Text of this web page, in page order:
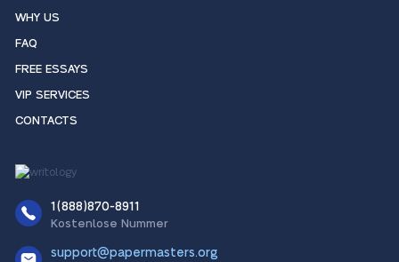
WHY US
FAQ
FREE ESSAYS
VIP SERVICES
CONTACTS
1(888)870-8911
Kostenlose Nummer
support@papermasters.org